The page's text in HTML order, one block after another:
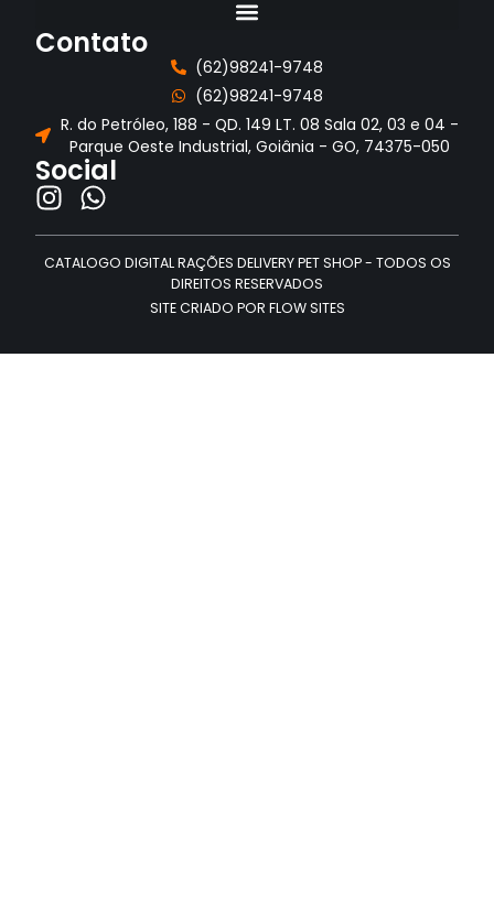
Contato
(62)98241-9748
(62)98241-9748
R. do Petróleo, 188 - QD. 149 LT. 08 Sala 02, 03 e 04 -
Parque Oeste Industrial, Goiânia - GO, 74375-050
Social
CATALOGO DIGITAL RAÇÕES DELIVERY PET SHOP - TODOS OS
DIREITOS RESERVADOS
SITE CRIADO POR FLOW SITES